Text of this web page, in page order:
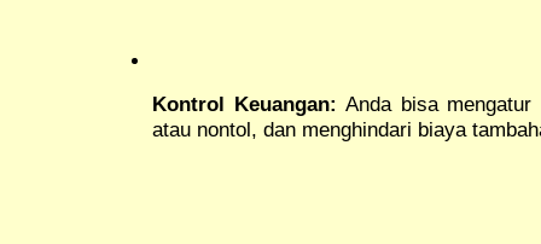
Kontrol Keuangan: Anda bisa
atau nontol, dan menghindari biaya